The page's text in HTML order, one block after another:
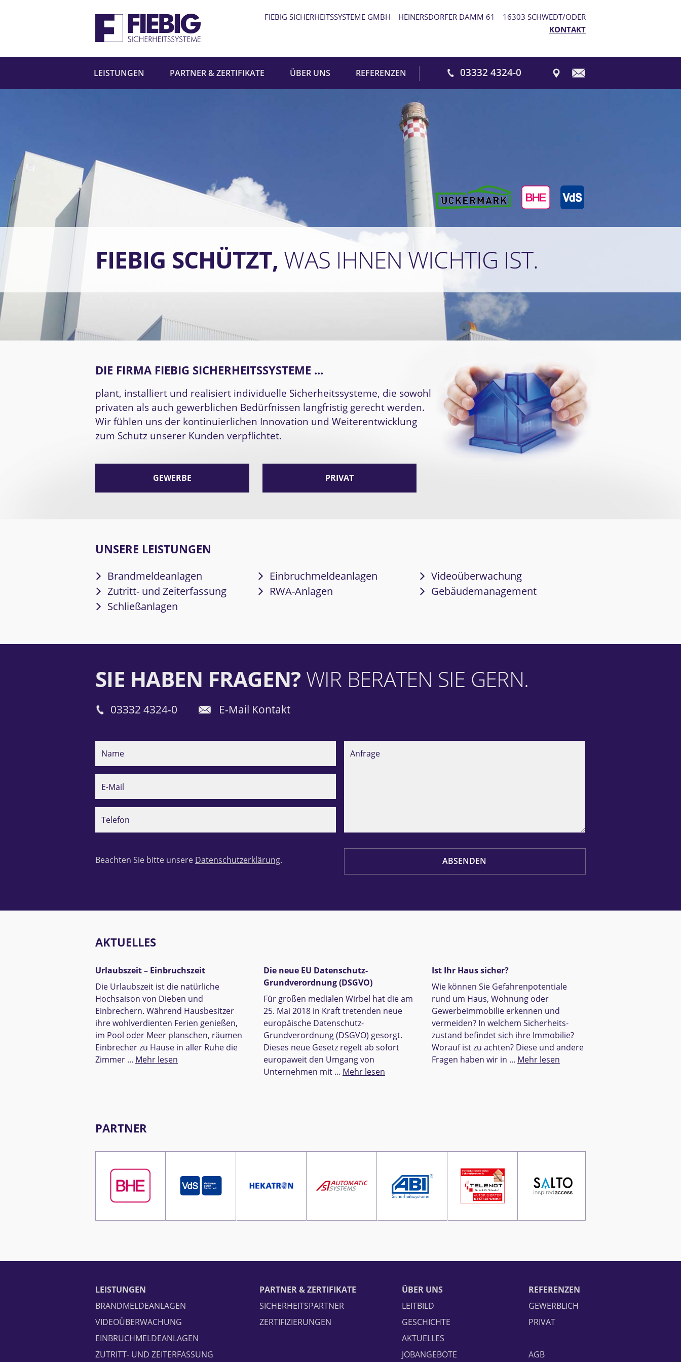
FIEBIG SICHERHEITSSYSTEME GMBH HEINERSDORFER DAMM 61
16303 SCHWEDT/ODER
KONTAKT
LEISTUNGEN PARTNER & ZERTIFIKATE ÜBER UNS REFERENZEN 03332 4324-0
FIEBIG SCHÜTZT, WAS IHNEN WICHTIG IST.
DIE FIRMA FIEBIG SICHERHEITS­SYSTEME ...
plant, installiert und realisiert individuelle Sicherheits­systeme, die sowohl
privaten als auch gewerblichen Bedürfnissen langfristig gerecht werden.
Wir fühlen uns der kontinuierlichen Innovation und Weiter­ent­wicklung
zum Schutz unserer Kunden verpflichtet.
GEWERBE PRIVAT
UNSERE LEISTUNGEN
Brandmeldeanlagen Einbruchmeldeanlagen
Videoüberwachung
Zutritt- und Zeiterfassung
RWA-Anlagen
Gebäudemanagement
Schließanlagen
SIE HABEN FRAGEN? WIR BERATEN SIE GERN.
03332 4324-0 E-Mail Kontakt
Beachten Sie bitte unsere Datenschutzerklärung.
AKTUELLES
Urlaubszeit – Einbruchszeit
Die Urlaubszeit ist die natürliche
Hochsaison von Dieben und
Einbrechern. Während Haus­besitzer
ihre wohl­verdienten Ferien genießen,
im Pool oder Meer planschen, räumen
Einbrecher zu Hause in aller Ruhe die
Zimmer ... Mehr lesen
Die neue EU Datenschutz-
Grundverordnung (DSGVO)
Für großen medialen Wirbel hat die am
25. Mai 2018 in Kraft tretenden neue
europäische Datenschutz-
Grundverordnung (DSGVO) gesorgt.
Dieses neue Gesetz regelt ab sofort
europaweit den Umgang von
Unternehmen mit ... Mehr lesen
Ist Ihr Haus sicher?
Wie können Sie Gefahren­potentiale
rund um Haus, Wohnung oder
Gewerbe­immobilie erkennen und
vermeiden? In welchem Sicherheits­
zustand befindet sich ihre Immobilie?
Worauf ist zu achten? Diese und andere
Fragen haben wir in ... Mehr lesen
PARTNER
LEISTUNGEN
BRANDMELDEANLAGEN
VIDEOÜBERWACHUNG
EINBRUCHMELDEANLAGEN
ZUTRITT- UND ZEITERFASSUNG
PARTNER & ZERTIFIKATE
SICHERHEITSPARTNER
ZERTIFIZIERUNGEN
ÜBER UNS
LEITBILD
GESCHICHTE
AKTUELLES
JOBANGEBOTE
REFERENZEN
GEWERBLICH
PRIVAT
AGB